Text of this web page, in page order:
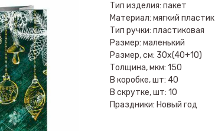
Тип изделия: пакет
Материал: мягкий пластик
Тип ручки: пластиковая
Размер: маленький
Размер, см: 30х(40+10)
Толщина, мкм: 150
В коробке, шт: 40
В скрутке, шт: 10
Праздники: Новый год